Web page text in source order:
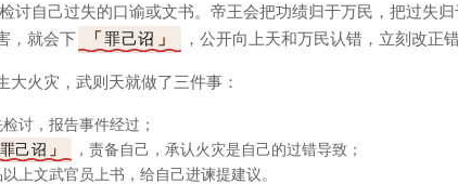
讨自己过失的口谕或文书。帝王会把功绩归于万民，把过失
，就会下
罪己诏 ，公开向上天和万民认错，立刻改正错
火灾，武则天就做了三件事：
讨，报告事件经过；
罪己诏
，责备自己，承认火灾是自己的过错导致；
上文武官员上书，给自己进谏提建议。